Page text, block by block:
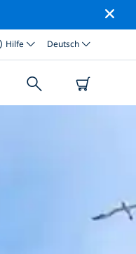
Hilfe Deutsch